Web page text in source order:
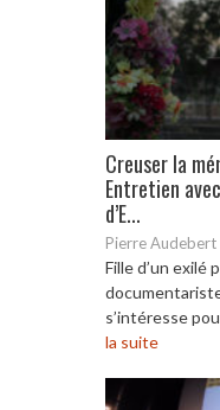
Creuser la
Entretien
d’E...
Pierre Audebert
Fille d’un exilé
s’intéresse
la suite